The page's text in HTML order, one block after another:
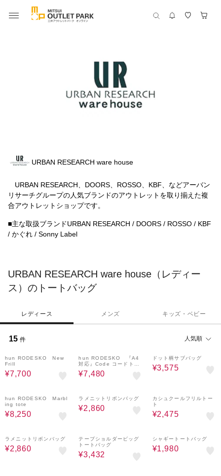
URBAN RESEARCH ware house
URBAN RESEARCH、DOORS、ROSSO、KBF、などアーバン
リサーチグループの人気ブランドのアウトレットを取り揃えた複
合アウトレットショップです。
■主な取扱ブランドURBAN RESEARCH / DOORS / ROSSO / KBF
/ かぐれ / Sonny Label
URBAN RESEARCH ware house（レディー
ス）のトートバッグ
レディース メンズ キッズ・ベビー
15 件 人気順
hun RODESKO New
Frill
¥7,700
hun RODESKO 『A4
対応』Code コードトー
トバッグ
¥7,480
ドット柄サブバッグ
¥3,575
hun RODESKO Marbl
ing tote
¥8,250
ラメニットリボンバッグ
¥2,860
カシュクールフリルトー
ト
¥2,475
ラメニットリボンバッグ
¥2,860
テープショルダービッグ
トートバッグ
¥3,432
シャギートートバッグ
¥1,980